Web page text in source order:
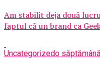
Am stabilit deja două
faptul că un brand ca
Uncategorizedo